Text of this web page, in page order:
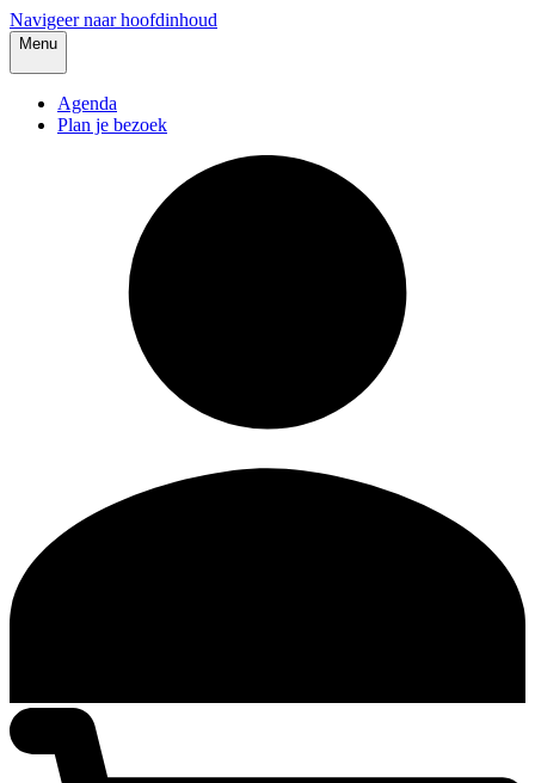
Navigeer naar hoofdinhoud
Menu
Agenda
Plan je bezoek